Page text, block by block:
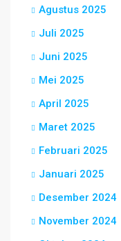
Agustus 2025
Juli 2025
Juni 2025
Mei 2025
April 2025
Maret 2025
Februari 2025
Januari 2025
Desember 2024
November 2024